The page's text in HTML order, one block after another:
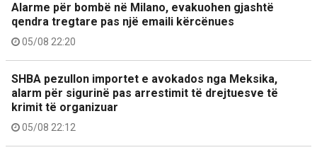
Alarme për bombë në Milano, evakuohen gjashtë
qendra tregtare pas një emaili kërcënues
05/08 22:20
SHBA pezullon importet e avokados nga Meksika,
alarm për sigurinë pas arrestimit të drejtuesve të
krimit të organizuar
05/08 22:12